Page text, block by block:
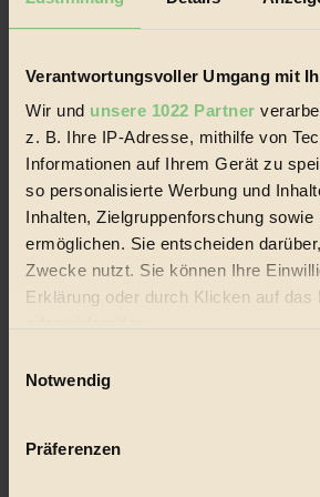
Verantwortungsvoller Umgang mit
Wir und unsere 1022 Partner
z. B. Ihre IP-Adresse, mithilfe von
Informationen auf Ihrem Gerät zu
so personalisierte Werbung und
Inhalten, Zielgruppenforschung
ermöglichen. Sie entscheiden
Zwecke nutzt. Sie können Ihre
Erklärung oder durch Klicken auf
Wenn Sie es erlauben, würden wir
Ihr Gerät durch aktives
Notwendig
Präferenzen
Biorama steht für einen nachhaltigen
Lebenswandel. Es ist eine moderne
Handels mit Bioprodukten, des Fair-Trade
alternativer Energien.
Social Media
22.601 Fans auf Facebook
3.415 Follower auf Twitter
Folge uns auf Instagram
Themen
Bio
Vegan